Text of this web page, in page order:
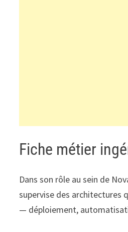
Fiche métier
Dans son rôle au sein de
supervise des architectures
— déploiement,